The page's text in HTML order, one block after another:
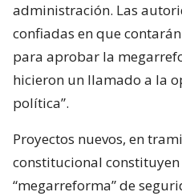
administración. Las
confiadas en que
para aprobar la
hicieron un llamado a la
política”.
Proyectos nuevos, en
constitucional constituyen
“megarreforma” de